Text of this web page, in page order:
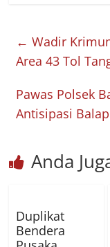
← Wadir
Area 43 Tol
Pawas Polsek
Antisipasi
Anda
Duplikat
Bendera